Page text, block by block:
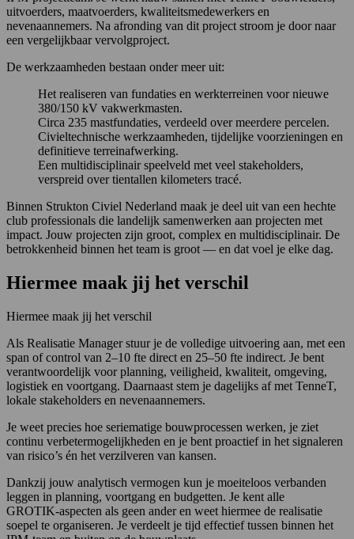
uitvoerders, maatvoerders, kwaliteitsmedewerkers en
nevenaannemers. Na afronding van dit project stroom je door naar
een vergelijkbaar vervolgproject.
De werkzaamheden bestaan onder meer uit:
Het realiseren van fundaties en werkterreinen voor nieuwe
380/150 kV vakwerkmasten.
Circa 235 mastfundaties, verdeeld over meerdere percelen.
Civieltechnische werkzaamheden, tijdelijke voorzieningen en
definitieve terreinafwerking.
Een multidisciplinair speelveld met veel stakeholders,
verspreid over tientallen kilometers tracé.
Binnen Strukton Civiel Nederland maak je deel uit van een hechte
club professionals die landelijk samenwerken aan projecten met
impact. Jouw projecten zijn groot, complex en multidisciplinair. De
betrokkenheid binnen het team is groot — en dat voel je elke dag.
Hiermee maak jij het verschil
Hiermee maak jij het verschil
Als Realisatie Manager stuur je de volledige uitvoering aan, met een
span of control van 2–10 fte direct en 25–50 fte indirect. Je bent
verantwoordelijk voor planning, veiligheid, kwaliteit, omgeving,
logistiek en voortgang. Daarnaast stem je dagelijks af met TenneT,
lokale stakeholders en nevenaannemers.
Je weet precies hoe seriematige bouwprocessen werken, je ziet
continu verbetermogelijkheden en je bent proactief in het signaleren
van risico’s én het verzilveren van kansen.
Dankzij jouw analytisch vermogen kun je moeiteloos verbanden
leggen in planning, voortgang en budgetten. Je kent alle
GROTIK‑aspecten als geen ander en weet hiermee de realisatie
soepel te organiseren. Je verdeelt je tijd effectief tussen binnen het